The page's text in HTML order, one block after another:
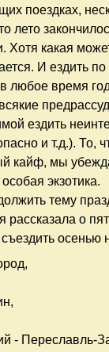
поездках,
лето
Хотя какая
И ездить по
любое время
ездить
и т.д.). То,
кайф, мы
экзотика.
тему
рассказала о
осенью
- Переславль-